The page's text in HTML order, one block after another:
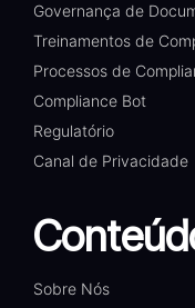
Governança de
Treinamentos de
Processos de
Compliance Bot
Regulatório
Canal de Privacidade
Sobre Nós